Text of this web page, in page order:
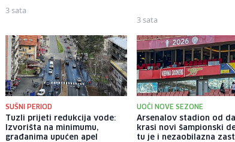
3 sata
3 sata
SUŠNI PERIOD
Tuzli prijeti redukcija vode:
Izvorišta na minimumu,
građanima upućen apel
UOČI NOVE SEZONE
Arsenalov stadion od
krasi novi šampionski
tu je i nezaobilazna